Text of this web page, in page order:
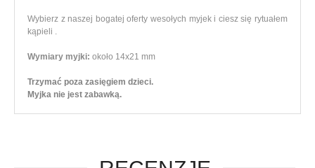
Wybierz z naszej bogatej oferty wesołych myjek i ciesz się rytuałem
kąpieli .
Wymiary myjki: około 14x21 mm
Trzymać poza zasięgiem dzieci.
Myjka nie jest zabawką.